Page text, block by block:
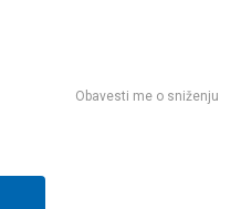
Obavesti me o sniženju